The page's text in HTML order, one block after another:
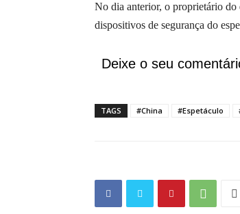
No dia anterior, o proprietário do
dispositivos de segurança do
Deixe o seu
TAGS #China #Espetáculo